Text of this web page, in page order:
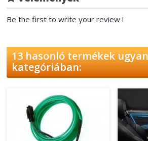
Be the first to write your review !
13 hasonló termékek
kategóriában: